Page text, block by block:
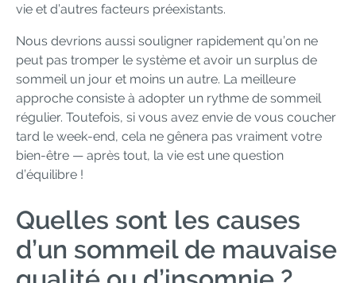
vie et d’autres facteurs préexistants.
Nous devrions aussi souligner rapidement qu’on ne
peut pas tromper le système et avoir un surplus de
sommeil un jour et moins un autre. La meilleure
approche consiste à adopter un rythme de sommeil
régulier. Toutefois, si vous avez envie de vous coucher
tard le week-end, cela ne gênera pas vraiment votre
bien-être — après tout, la vie est une question
d’équilibre !
Quelles sont les causes
d’un sommeil de mauvaise